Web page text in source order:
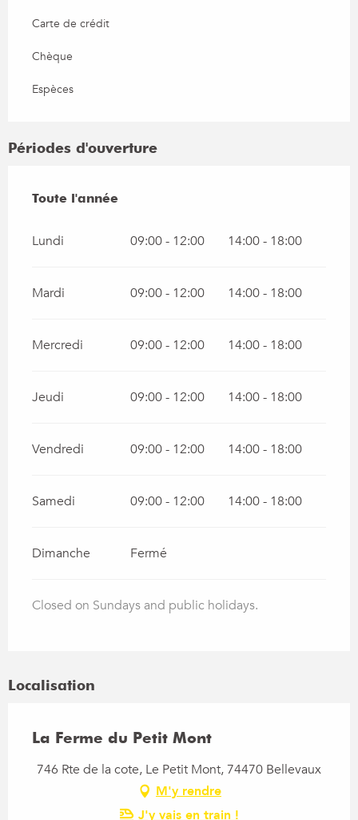
Carte de crédit
Chèque
Espèces
Périodes d'ouverture
Toute l'année
Toute l'année
Lundi 09:00 - 12:00 14:00 - 18:00
Mardi 09:00 - 12:00 14:00 - 18:00
Mercredi 09:00 - 12:00 14:00 - 18:00
Jeudi 09:00 - 12:00 14:00 - 18:00
Vendredi 09:00 - 12:00 14:00 - 18:00
Samedi 09:00 - 12:00 14:00 - 18:00
Dimanche Fermé
Closed on Sundays and public holidays.
Localisation
La Ferme du Petit Mont
746 Rte de la cote, Le Petit Mont, 74470 Bellevaux
M'y rendre
J'y vais en train !